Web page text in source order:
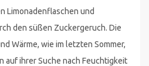
Limonadenflaschen und
den süßen Zuckergeruch. Die
Wärme, wie im letzten Sommer,
auf ihrer Suche nach Feuchtigkeit